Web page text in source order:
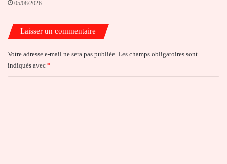
05/08/2026
Laisser un commentaire
Votre adresse e-mail ne sera pas publiée. Les champs obligatoires sont
indiqués avec *